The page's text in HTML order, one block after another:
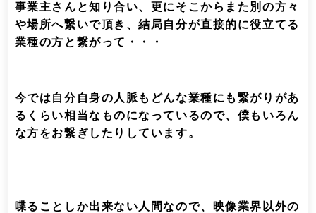
事業主さんと知り合い、更にそこからまた別の方々
や場所へ繋いで頂き、結局自分が直接的に役立てる
業種の方と繋がって・・・
今では自分自身の人脈もどんな業種にも繋がりがあ
るくらい相当なものになっているので、僕もいろん
な方をお繋ぎしたりしています。
喋ることしか出来ない人間なので、映像業界以外の